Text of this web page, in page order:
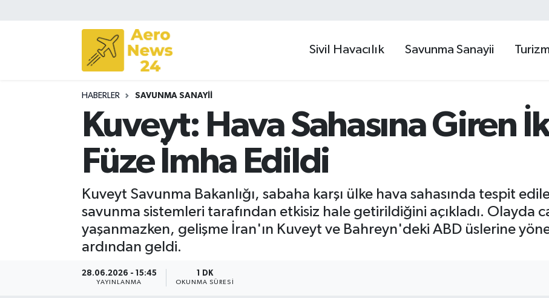
Sivil Havacılık Savunma Sanayii Turizm
HABERLER SAVUNMA SANAYII
Kuveyt: Hava Sahasına Giren
Füze İmha Edildi
Kuveyt Savunma Bakanlığı, sabaha karşı ülke hava sahasında tespit
savunma sistemleri tarafından etkisiz hale getirildiğini açıkladı. Olayda
yaşanmazken, gelişme İran'ın Kuveyt ve Bahreyn'deki ABD üslerine
ardından geldi.
28.06.2026 - 15:45
YAYINLANMA
1 DK
OKUNMA SÜRESI
Sivil Havacılık